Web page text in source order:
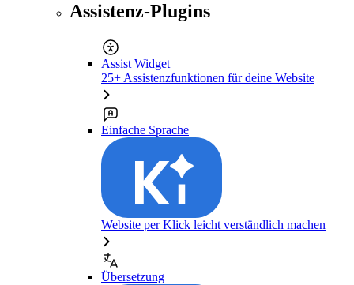
Assistenz-Plugins
Assist Widget
25+ Assistenzfunktionen für deine Website
Einfache Sprache
Website per Klick leicht verständlich machen
Übersetzung